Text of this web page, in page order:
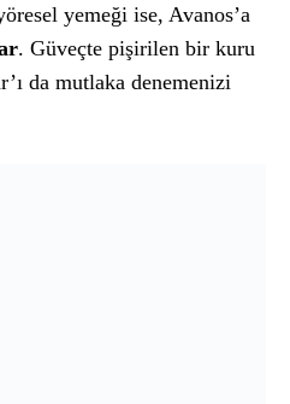
yemeği ise, Avanos’a
. Güveçte pişirilen bir kuru
da mutlaka denemenizi